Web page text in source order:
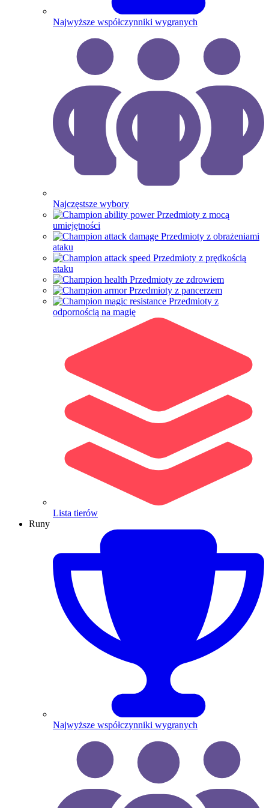
Najwyższe współczynniki wygranych
Najczęstsze wybory
Przedmioty z mocą
umiejętności
Przedmioty z obrażeniami
ataku
Przedmioty z prędkością
ataku
Przedmioty ze zdrowiem
Przedmioty z pancerzem
Przedmioty z
odpornością na magię
Lista tierów
Runy
Najwyższe współczynniki wygranych